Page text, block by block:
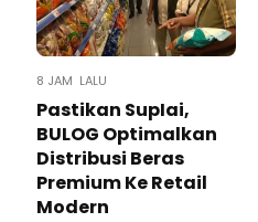
8 JAM LALU
Pastikan SupIai,
BULOG Optimalkan
Distribusi Beras
Premium Ke Retail
Modern